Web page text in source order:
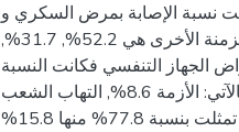
16.7%. و أيضا كانت نسبة الإصابة بمرض السكري و
الضغط و أمراض القلب و الأزمة و الأمراض المزمنة الأخرى هي 52.2%, 31.7%,
أما أمراض الجهاز التنفسي فكانت النسبة
76.2% من كل العينة المستهدفة و تمثلت بالآتي: الأزمة 8.6%, التهاب الشعب
الهوائية 10%, و الحساسية 81.4%.أمراض العيون تمثلت بنسبة 77.8% منها 15.8%